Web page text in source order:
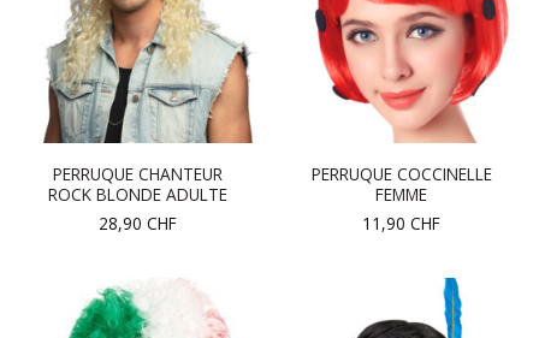
PERRUQUE CHANTEUR
ROCK BLONDE ADULTE
28,90 CHF
PERRUQUE COCCINELLE
FEMME
11,90 CHF